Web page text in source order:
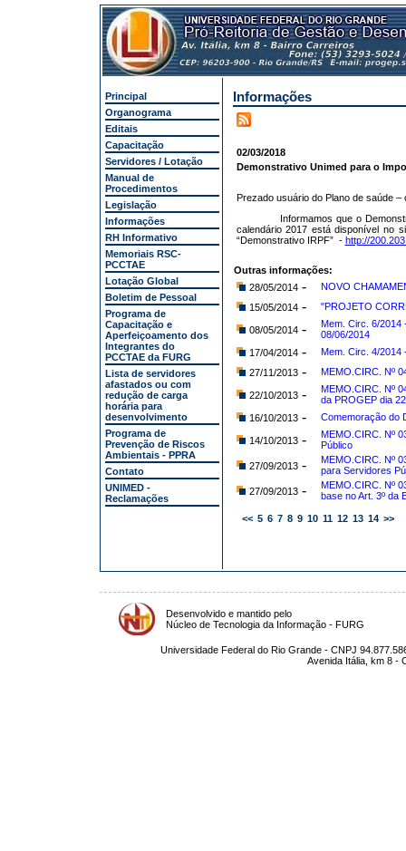
Principal
Organograma
Editais
Capacitação
Servidores / Lotação
Manual de
Procedimentos
Legislação
Informações
RH Informativo
Memoriais RSC-
PCCTAE
Lotação Global
Boletim de Pessoal
Programa de
Capacitação e
Aperfeiçoamento dos
Integrantes do
PCCTAE da FURG
Lista de servidores
afastados ou com
redução de carga
horária para
desenvolvimento
Programa de
Prevenção de Riscos
Ambientais - PPRA
Contato
UNIMED -
Reclamações
Informações
02/03/2018
Demonstrativo Unimed para o
Prezado usuário do Plano de saúde –
Informamos que o
calendário 2017 está disponível no
“Demonstrativo IRPF” - http://
Outras informações:
28/05/2014-
NOVO
15/05/2014- "PROJETO
08/05/2014-
Mem. Circ. 6/2014
08/06/2014
17/04/2014-
Mem. Circ. 4/2014
27/11/2013- MEMO.CIRC. Nº
22/10/2013-
MEMO.CIRC. Nº
da PROGEP dia
16/10/2013- Comemoração do
14/10/2013-
MEMO.CIRC. Nº
Público
27/09/2013-
MEMO.CIRC. Nº
para Servidores
27/09/2013-
MEMO.CIRC. Nº
base no Art. 3º da
<< 5 6 7 8 9 10 11 12 13 14 >>
Desenvolvido e mantido pelo
Núcleo de Tecnologia da Informação - FURG
Universidade Federal do Rio Grande - CNPJ
Avenida Itália, km 8 -